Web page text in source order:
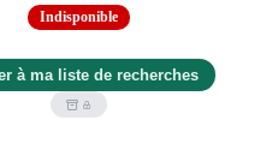
Indisponible